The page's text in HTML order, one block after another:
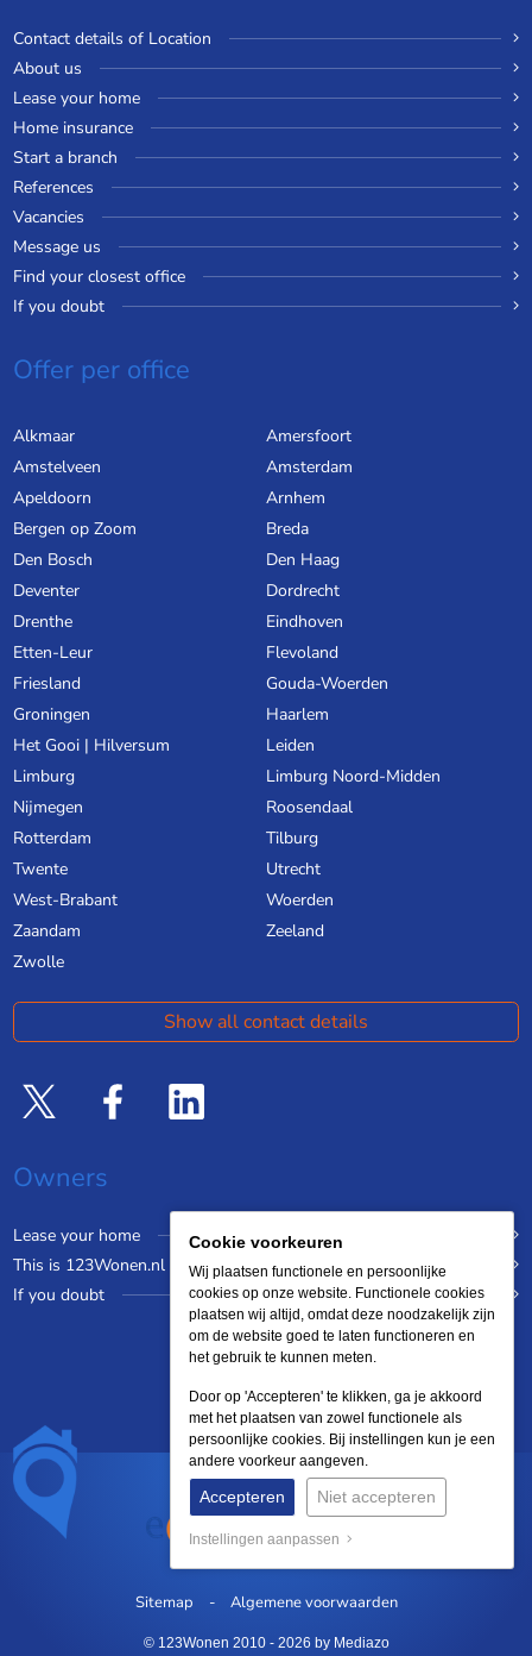
Contact details of Location
About us
Lease your home
Home insurance
Start a branch
References
Vacancies
Message us
Find your closest office
If you doubt
Offer per office
Alkmaar
Amersfoort
Amstelveen
Amsterdam
Apeldoorn
Arnhem
Bergen op Zoom
Breda
Den Bosch
Den Haag
Deventer
Dordrecht
Drenthe
Eindhoven
Etten-Leur
Flevoland
Friesland
Gouda-Woerden
Groningen
Haarlem
Het Gooi | Hilversum
Leiden
Limburg
Limburg Noord-Midden
Nijmegen
Roosendaal
Rotterdam
Tilburg
Twente
Utrecht
West-Brabant
Woerden
Zaandam
Zeeland
Zwolle
Show all contact details
Owners
Lease your home
This is 123Wonen.nl
If you doubt
Sitemap Algemene voorwaarden
© 123Wonen 2010 - 2026 by Mediazo
Cookie voorkeuren
Wij plaatsen functionele en persoonlijke
cookies op onze website. Functionele cookies
plaatsen wij altijd, omdat deze noodzakelijk zijn
om de website goed te laten functioneren en
het gebruik te kunnen meten.
Door op 'Accepteren' te klikken, ga je akkoord
met het plaatsen van zowel functionele als
persoonlijke cookies. Bij instellingen kun je een
andere voorkeur aangeven.
Accepteren Niet accepteren
Instellingen aanpassen